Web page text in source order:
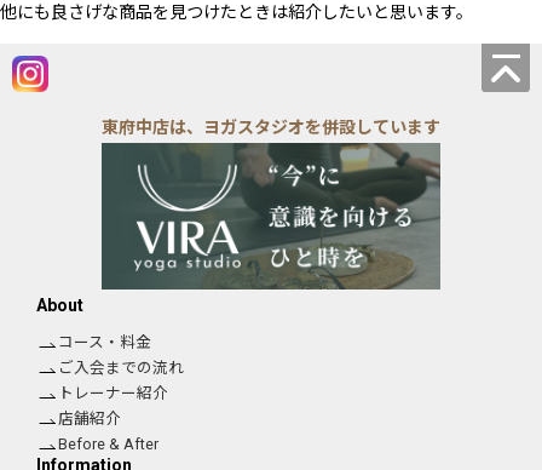
他にも良さげな商品を見つけたときは紹介したいと思います。
東府中店は、ヨガスタジオを併設しています
About
コース・料金
ご入会までの流れ
トレーナー紹介
店舗紹介
Before & After
Information